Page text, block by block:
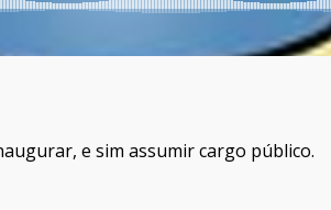
e sim assumir cargo público.